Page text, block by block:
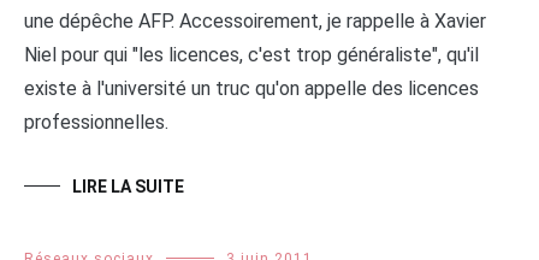
une dépêche AFP. Accessoirement, je rappelle à Xavier
Niel pour qui "les licences, c'est trop généraliste", qu'il
existe à l'université un truc qu'on appelle des licences
professionnelles.
LIRE LA SUITE